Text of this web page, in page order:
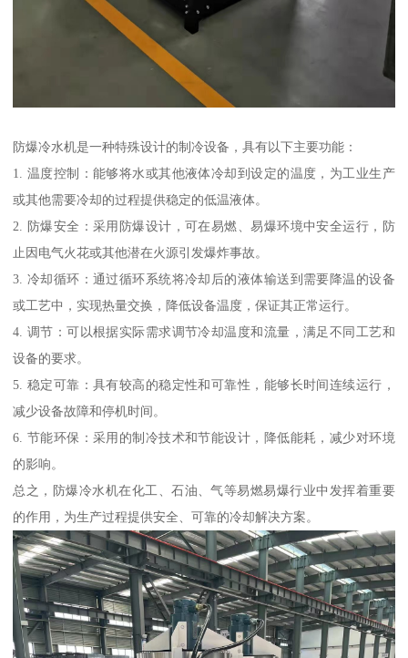
防爆冷水机是一种特殊设计的制冷设备，具有以下主要功能：
1. 温度控制：能够将水或其他液体冷却到设定的温度，为工业生产
或其他需要冷却的过程提供稳定的低温液体。
2. 防爆安全：采用防爆设计，可在易燃、易爆环境中安全运行，防
止因电气火花或其他潜在火源引发爆炸事故。
3. 冷却循环：通过循环系统将冷却后的液体输送到需要降温的设备
或工艺中，实现热量交换，降低设备温度，保证其正常运行。
4. 调节：可以根据实际需求调节冷却温度和流量，满足不同工艺和
设备的要求。
5. 稳定可靠：具有较高的稳定性和可靠性，能够长时间连续运行，
减少设备故障和停机时间。
6. 节能环保：采用的制冷技术和节能设计，降低能耗，减少对环境
的影响。
总之，防爆冷水机在化工、石油、气等易燃易爆行业中发挥着重要
的作用，为生产过程提供安全、可靠的冷却解决方案。